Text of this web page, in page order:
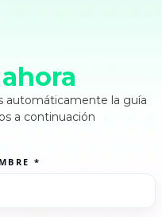
ahora
automáticamente la guía
a continuación
*